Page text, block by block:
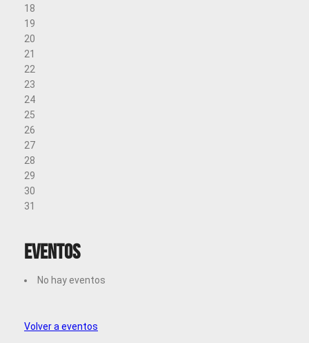
18
19
20
21
22
23
24
25
26
27
28
29
30
31
Eventos
No hay eventos
Volver a eventos